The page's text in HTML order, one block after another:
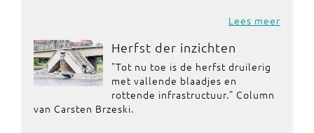
Lees meer
Herfst der inzichten
"Tot nu toe is de herfst druilerig
met vallende blaadjes en
rottende infrastructuur." Column
van Carsten Brzeski.